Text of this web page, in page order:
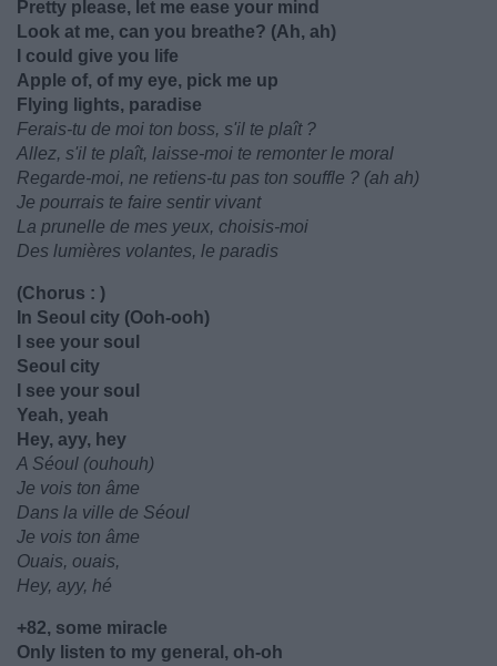
Pretty please, let me ease your mind
Look at me, can you breathe? (Ah, ah)
I could give you life
Apple of, of my eye, pick me up
Flying lights, paradise
Ferais-tu de moi ton boss, s'il te plaît ?
Allez, s'il te plaît, laisse-moi te remonter le moral
Regarde-moi, ne retiens-tu pas ton souffle ? (ah ah)
Je pourrais te faire sentir vivant
La prunelle de mes yeux, choisis-moi
Des lumières volantes, le paradis
(Chorus : )
In Seoul city (Ooh-ooh)
I see your soul
Seoul city
I see your soul
Yeah, yeah
Hey, ayy, hey
A Séoul (ouhouh)
Je vois ton âme
Dans la ville de Séoul
Je vois ton âme
Ouais, ouais,
Hey, ayy, hé
+82, some miracle
Only listen to my general, oh-oh